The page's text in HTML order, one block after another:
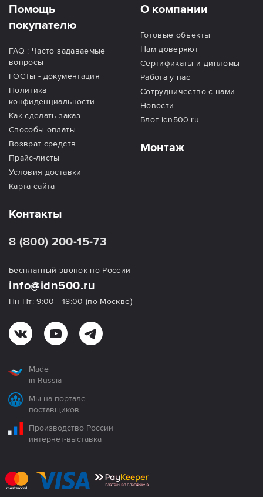
Помощь
покупателю
FAQ : Часто задаваемые
вопросы
ГОСТы - документация
Политика
конфиденциальности
Как сделать заказ
Способы оплаты
Возврат средств
Прайс-листы
Условия доставки
Карта сайта
О компании
Готовые объекты
Нам доверяют
Сертификаты и дипломы
Работа у нас
Сотрудничество с нами
Новости
Блог idn500.ru
Монтаж
Контакты
8 (800) 200-15-73
Бесплатный звонок по России
info@idn500.ru
Пн-Пт: 9:00 - 18:00 (по Москве)
Made
in Russia
Мы на портале
поставщиков
Производство России
интернет-выставка